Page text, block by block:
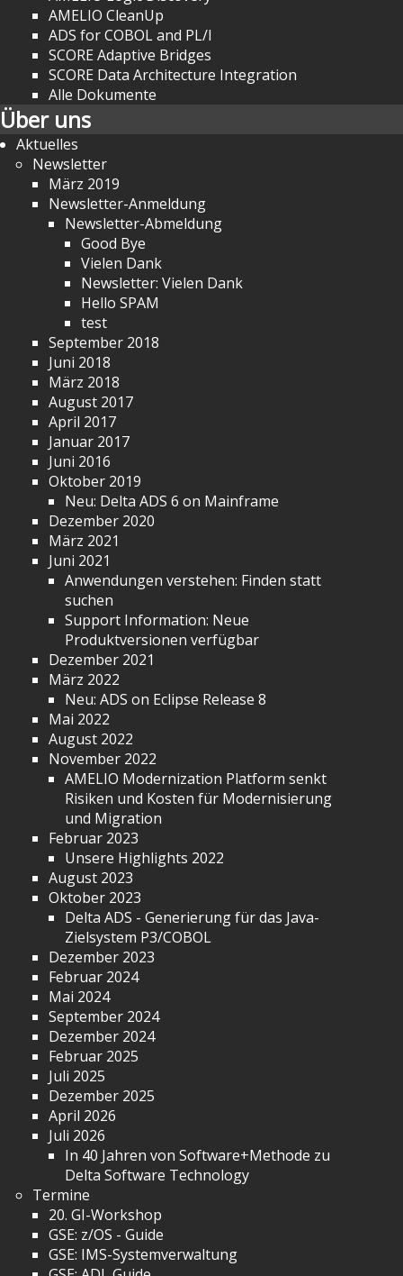
AMELIO CleanUp
ADS for COBOL and PL/I
SCORE Adaptive Bridges
SCORE Data Architecture Integration
Alle Dokumente
Über uns
Aktuelles
Newsletter
März 2019
Newsletter-Anmeldung
Newsletter-Abmeldung
Good Bye
Vielen Dank
Newsletter: Vielen Dank
Hello SPAM
test
September 2018
Juni 2018
März 2018
August 2017
April 2017
Januar 2017
Juni 2016
Oktober 2019
Neu: Delta ADS 6 on Mainframe
Dezember 2020
März 2021
Juni 2021
Anwendungen verstehen: Finden statt
suchen
Support Information: Neue
Produktversionen verfügbar
Dezember 2021
März 2022
Neu: ADS on Eclipse Release 8
Mai 2022
August 2022
November 2022
AMELIO Modernization Platform senkt
Risiken und Kosten für Modernisierung
und Migration
Februar 2023
Unsere Highlights 2022
August 2023
Oktober 2023
Delta ADS - Generierung für das Java-
Zielsystem P3/COBOL
Dezember 2023
Februar 2024
Mai 2024
September 2024
Dezember 2024
Februar 2025
Juli 2025
Dezember 2025
April 2026
Juli 2026
In 40 Jahren von Software+Methode zu
Delta Software Technology
Termine
20. GI-Workshop
GSE: z/OS - Guide
GSE: IMS-Systemverwaltung